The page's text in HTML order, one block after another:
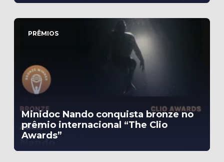
PRÊMIOS
Minidoc Nando conquista bronze no
prêmio internacional “The Clio
Awards”